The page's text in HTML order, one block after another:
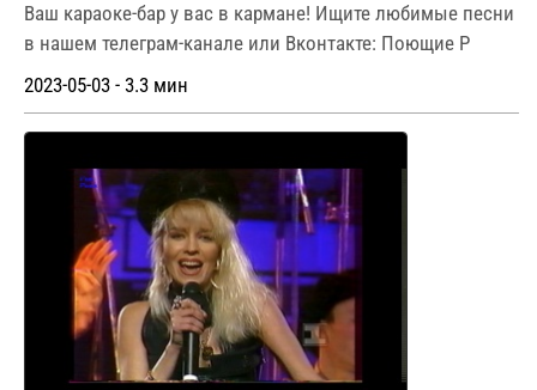
Ваш караоке-бар у вас в кармане! Ищите любимые песни
в нашем телеграм-канале или Вконтакте: Поющие Р
2023-05-03 - 3.3 мин